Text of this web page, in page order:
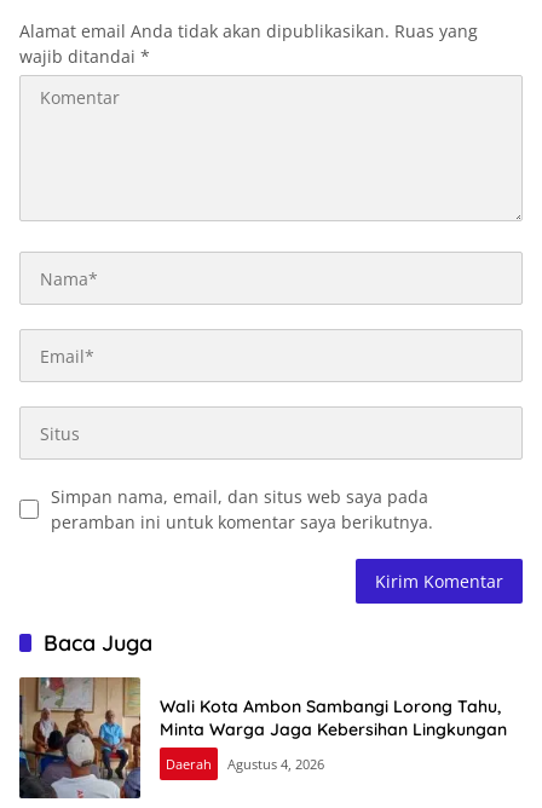
Alamat email Anda tidak akan dipublikasikan. Ruas yang
wajib ditandai *
Simpan nama, email, dan situs web saya pada
peramban ini untuk komentar saya berikutnya.
Baca Juga
Wali Kota Ambon Sambangi Lorong Tahu,
Minta Warga Jaga Kebersihan Lingkungan
Daerah Agustus 4, 2026